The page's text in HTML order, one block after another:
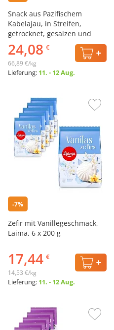
Snack aus Pazifischem
Kabelajau, in Streifen,
getrocknet, gesalzen und
gezuckert, 10 х 36 g
24,08 €
66,89 €/kg
Lieferung: 11. - 12 Aug.
-7%
Zefir mit Vanillegeschmack,
Laima, 6 х 200 g
17,44 €
14,53 €/kg
Lieferung: 11. - 12 Aug.